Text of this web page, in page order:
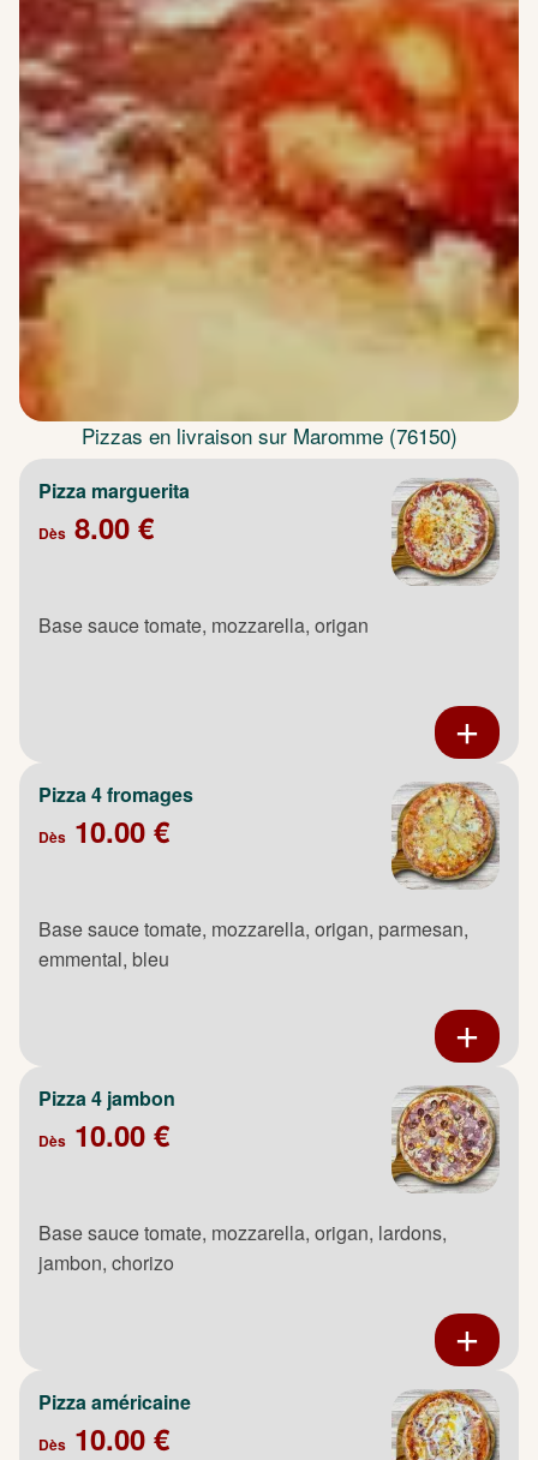
Pizzas en livraison sur Maromme (76150)
Pizza marguerita
Dès 8.00 €
Base sauce tomate, mozzarella, origan
Pizza 4 fromages
Dès 10.00 €
Base sauce tomate, mozzarella, origan, parmesan,
emmental, bleu
Pizza 4 jambon
Dès 10.00 €
Base sauce tomate, mozzarella, origan, lardons,
jambon, chorizo
Pizza américaine
Dès 10.00 €